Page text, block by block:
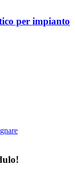
per impianto